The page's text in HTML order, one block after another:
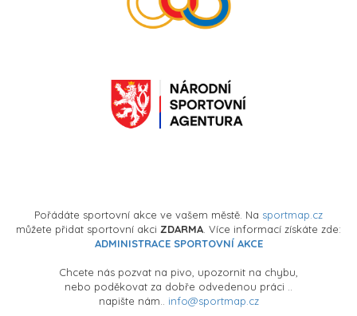
Pořádáte sportovní akce ve vašem městě. Na sportmap.cz
můžete přidat sportovní akci ZDARMA . Více informací získáte zde:
ADMINISTRACE SPORTOVNÍ AKCE
Chcete nás pozvat na pivo, upozornit na chybu,
nebo poděkovat za dobře odvedenou práci ..
napište nám.. info@sportmap.cz